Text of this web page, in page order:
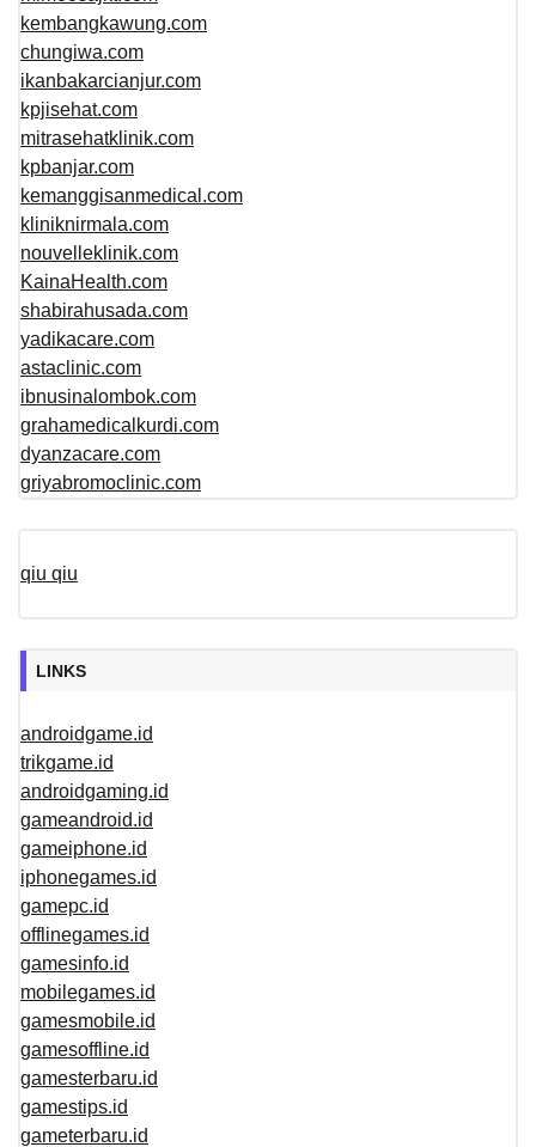
kembangkawung.com
chungiwa.com
ikanbakarcianjur.com
kpjisehat.com
mitrasehatklinik.com
kpbanjar.com
kemanggisanmedical.com
kliniknirmala.com
nouvelleklinik.com
KainaHealth.com
shabirahusada.com
yadikacare.com
astaclinic.com
ibnusinalombok.com
grahamedicalkurdi.com
dyanzacare.com
griyabromoclinic.com
qiu qiu
LINKS
androidgame.id
trikgame.id
androidgaming.id
gameandroid.id
gameiphone.id
iphonegames.id
gamepc.id
offlinegames.id
gamesinfo.id
mobilegames.id
gamesmobile.id
gamesoffline.id
gamesterbaru.id
gamestips.id
gameterbaru.id